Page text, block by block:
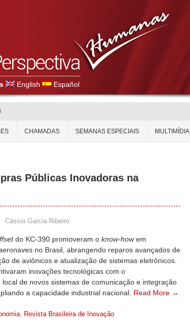
English Español
CHAMADAS SEMANAS ESPECIAIS MULTIMÍDIA
Públicas Inovadoras na
Cássio Garcia Ribeiro
do KC-390 promoveram o know-howem
no Brasil, abrangendo reparos avançados de
de aviônicos e atualização de sistemas eletrônicos.
inovações tecnológicas com o
local de novos sistemas de comunicação e integração
a capacidade industrial nacional. Read More →
, Revista Brasileira de Inovação